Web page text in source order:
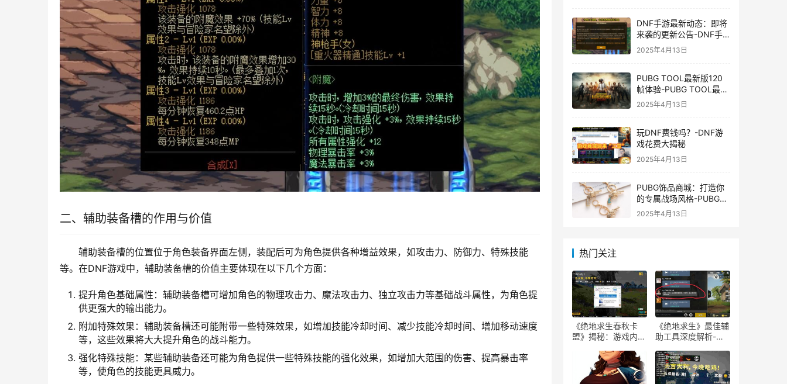
二、辅助装备槽的作用与价值
辅助装备槽的位置位于角色装备界面左侧，装配后可为角色提供各种增益效果，如攻击力、防御力、特殊技能
等。在DNF游戏中，辅助装备槽的价值主要体现在以下几个方面：
提升角色基础属性：辅助装备槽可增加角色的物理攻击力、魔法攻击力、独立攻击力等基础战斗属性，为角色提
供更强大的输出能力。
附加特殊效果：辅助装备槽还可能附带一些特殊效果，如增加技能冷却时间、减少技能冷却时间、增加移动速度
等，这些效果将大大提升角色的战斗能力。
强化特殊技能：某些辅助装备还可能为角色提供一些特殊技能的强化效果，如增加大范围的伤害、提高暴击率
等，使角色的技能更具威力。
DNF手游最新动态：即将
来袭的更新公告-DNF手
游最新消息与更新时间表
2025年4月13日
PUBG TOOL最新版120
帧体验-PUBG TOOL最新
版120帧游戏体验优化
2025年4月13日
玩DNF费钱吗？-DNF游
戏花费大揭秘
2025年4月13日
PUBG饰品商城：打造你
的专属战场风格-PUBG游
戏内饰品购买指南
2025年4月13日
热门关注
《绝地求生春秋卡
盟》揭秘：游戏内外
《绝地求生》最佳辅
助工具深度解析-
知：选择最佳游戏辅
助软件的指南